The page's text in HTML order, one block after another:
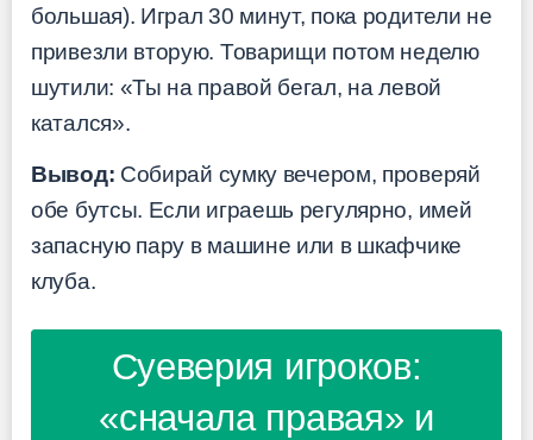
большая). Играл 30 минут, пока родители не
привезли вторую. Товарищи потом неделю
шутили: «Ты на правой бегал, на левой
катался».
Вывод: Собирай сумку вечером, проверяй
обе бутсы. Если играешь регулярно, имей
запасную пару в машине или в шкафчике
клуба.
Суеверия игроков:
«сначала правая» и